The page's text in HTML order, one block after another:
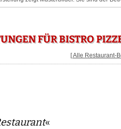
FÜR BISTRO
[ Alle Restaurant-
«